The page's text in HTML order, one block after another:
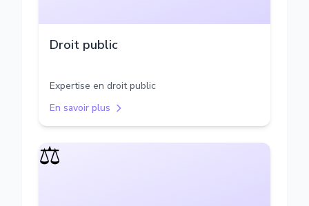
Droit public
Expertise en droit public
En savoir plus
⚖️